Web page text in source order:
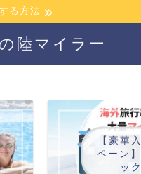
る方法
陸マイラー
【豪華
ペーン
ッ